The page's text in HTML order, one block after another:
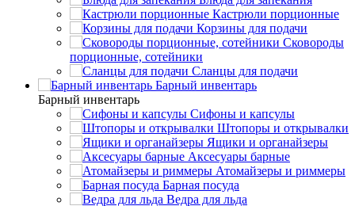
Кастрюли порционные
Корзины для подачи
Сковороды
порционные, сотейники
Сланцы для подачи
Барный инвентарь
Барный инвентарь
Сифоны и капсулы
Штопоры и открывалки
Ящики и органайзеры
Аксесуары барные
Атомайзеры и риммеры
Барная посуда
Ведра для льда